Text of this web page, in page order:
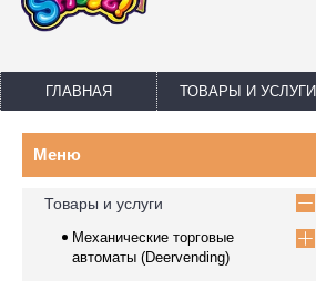
ГЛАВНАЯ ТОВАРЫ И УСЛУГИ
Товары и услуги
Механические торговые
автоматы (Deervending)